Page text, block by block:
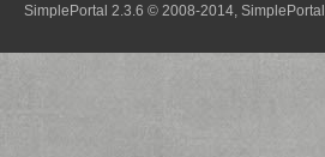
SimplePortal 2.3.6 © 2008-2014, SimplePortal